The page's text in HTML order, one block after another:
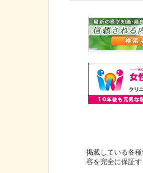
掲載している各
容を完全に保証す